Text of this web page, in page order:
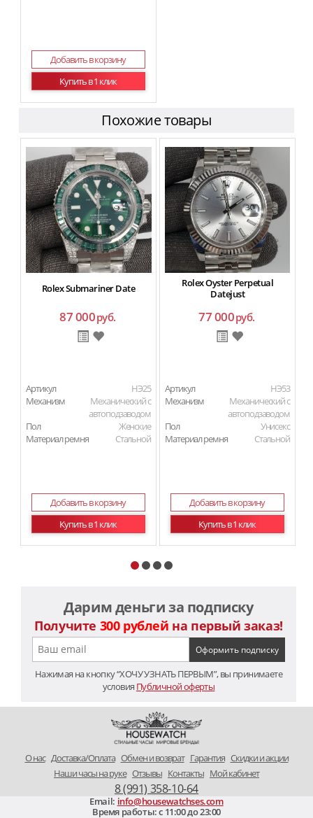
Добавить в корзину
Купить в 1 клик
Похожие товары
Rolex Submariner Date
87 000руб.
Артикул
HЭ25
Механизм
Механический с
автоподзаводом
Пол
Женские
Материал ремня
Стальной
Добавить в корзину
Купить в 1 клик
Rolex Oyster Perpetual
Datejust
77 000руб.
Артикул
HЭ53
Механизм
Механический с
автоподзаводом
Пол
Унисекс
Материал ремня
Стальной
Добавить в корзину
Купить в 1 клик
Дарим деньги за подписку
Получите 300 рублей на первый заказ!
Нажимая на кнопку “ХОЧУ УЗНАТЬ ПЕРВЫМ”, вы принимаете
условия Публичной оферты
O нас Доставка/Оплата Обмен и возврат Гарантия Скидки и акции
Наши часы на руке Отзывы Контакты Мой кабинет
8 (991) 358-10-64
Email: info@housewatchses.com
Время работы: c 11:00 до 23:00